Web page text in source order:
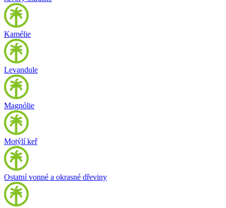
Kamélie
Levandule
Magnólie
Motýlí keř
Ostatní vonné a okrasné dřeviny